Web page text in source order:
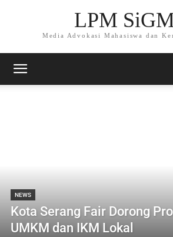
LPM
Media Advokasi Mahasiswa dan
NEWS
Kota Serang Fair Dorong
UMKM dan IKM Lokal